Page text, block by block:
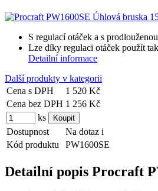
S regulací otáček a s
Lze díky regulaci otáček použít
Detailní informace
Další produkty v kategorii
Cena s DPH
1 520 Kč
Cena bez DPH 1 256 Kč
ks
Dostupnost
Na dotaz i
Kód produktu
PW1600SE
Detailní popis Procraft